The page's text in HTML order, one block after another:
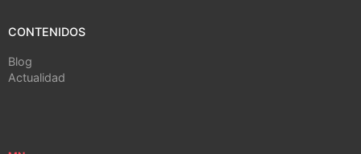
CONTENIDOS
Blog
Actualidad